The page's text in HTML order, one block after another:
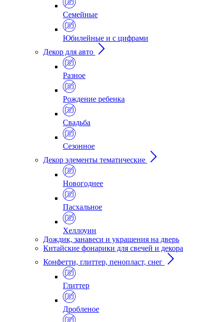
Семейные
Юбилейные и с цифрами
Декор для авто
Разное
Рождение ребенка
Свадьба
Сезонное
Декор элементы тематические
Новогоднее
Пасхальное
Хеллоуин
Дождик, занавеси и украшения на дверь
Китайские фонарики для свечей и декора
Конфетти, глиттер, пенопласт, снег
Глиттер
Дробленое